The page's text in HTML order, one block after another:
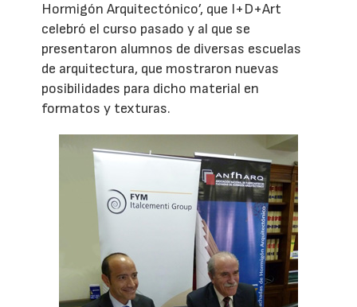
Hormigón Arquitectónico’, que I+D+Art
celebró el curso pasado y al que se
presentaron alumnos de diversas escuelas
de arquitectura, que mostraron nuevas
posibilidades para dicho material en
formatos y texturas.